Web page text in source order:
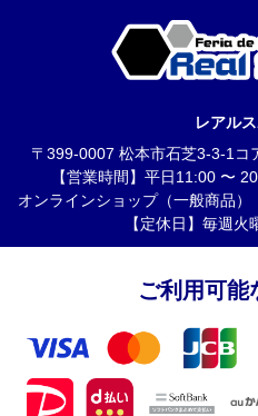
レアル
〒399-0007 松本市石芝3-3-1コ
【営業時間】平日11:00 〜
オンラインショップ（一般商品
【定休日】毎週火
ご利用可能